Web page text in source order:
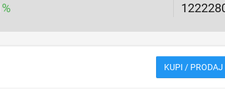
%
KUPI / PRODAJ